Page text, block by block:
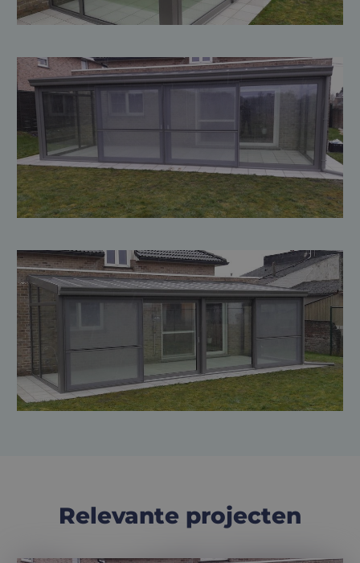
Relevante projecten